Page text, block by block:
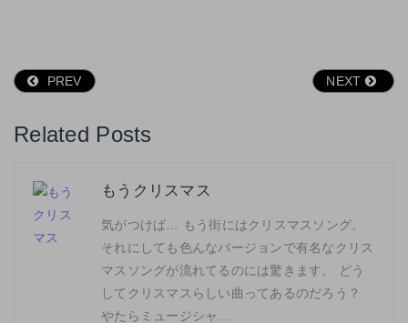
PREV NEXT
Related Posts
もうクリスマス
気がつけば… もう街にはクリスマスソング。
それにしても色んなバージョンで有名なクリス
マスソングが流れてるのには驚きます。 どう
してクリスマスらしい曲ってあるのだろう？
やたらミュージシャ…